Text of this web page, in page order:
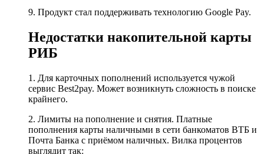
9. Продукт стал поддерживать технологию Google Pay.
Недостатки накопительной карты
РИБ
1. Для карточных пополнений используется чужой
сервис Best2pay. Может возникнуть сложность в поиске
крайнего.
2. Лимиты на пополнение и снятия. Платные
пополнения карты наличными в сети банкоматов ВТБ и
Почта Банка с приёмом наличных. Вилка процентов
выглядит так: